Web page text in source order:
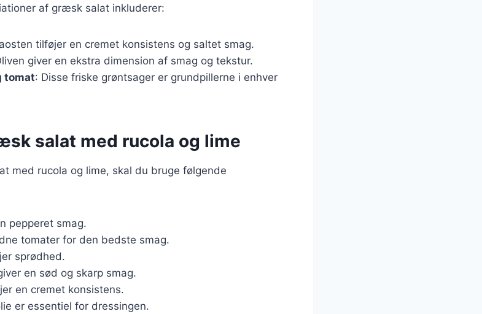
af græsk salat inkluderer:
tilføjer en cremet konsistens og saltet smag.
giver en ekstra dimension af smag og tekstur.
tomat: Disse friske grøntsager er grundpillerne i enhver
salat med rucola og lime
med rucola og lime, skal du bruge følgende
pepperet smag.
tomater for den bedste smag.
sprødhed.
en sød og skarp smag.
en cremet konsistens.
er essentiel for dressingen.